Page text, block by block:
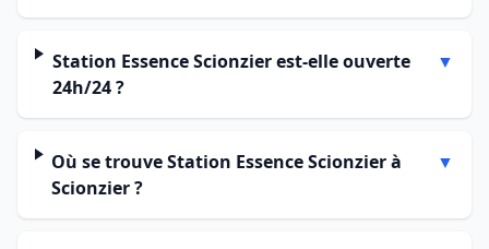
Station Essence Scionzier est-elle ouverte
24h/24 ?
▼
Où se trouve Station Essence Scionzier à
Scionzier ?
▼